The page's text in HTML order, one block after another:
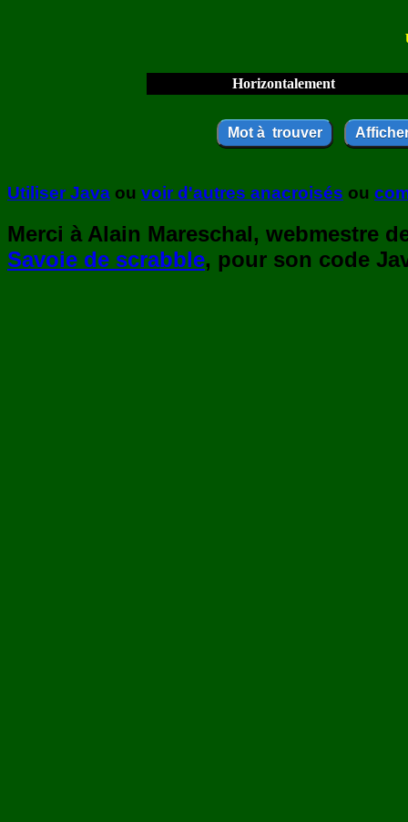
Horizontalement
Utiliser Java ou voir d'autres anacroisés ou
Merci à Alain Mareschal, webmestre
Savoie de scrabble, pour son code